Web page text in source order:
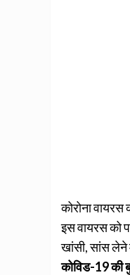
कोरोना
इस वायरस को
खांसी, सांस लेने
कोविड-19 की